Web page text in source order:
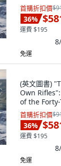
Legare
首購折扣價
36%
運費 $195
免運
(英文圖書)
Own
of the
Active... 精
Press, 英文
首購折扣價
36%
運費 $195
免運